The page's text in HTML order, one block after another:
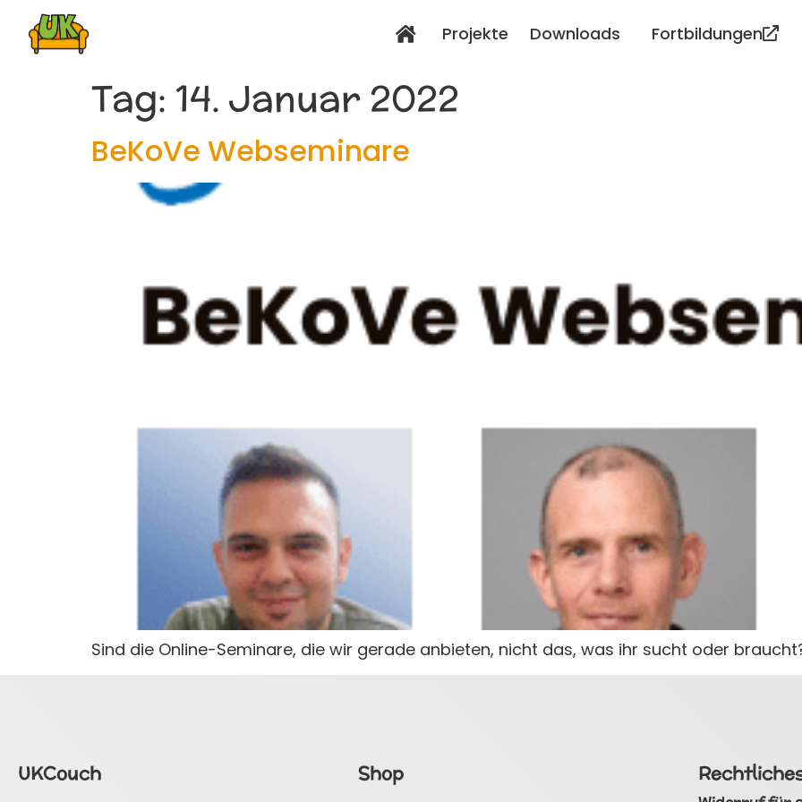
Projekte Downloads Fortbildungen
Tag: 14. Januar 2022
BeKoVe Webseminare
Sind die Online-Seminare, die wir gerade anbieten, nicht das, was ihr sucht oder
UKCouch Shop